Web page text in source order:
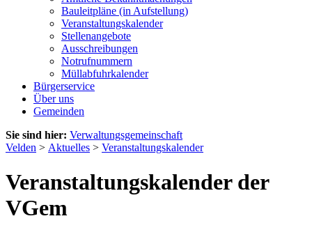
Bauleitpläne (in Aufstellung)
Veranstaltungskalender
Stellenangebote
Ausschreibungen
Notrufnummern
Müllabfuhrkalender
Bürgerservice
Über uns
Gemeinden
Sie sind hier: Verwaltungsgemeinschaft
Velden > Aktuelles > Veranstaltungskalender
Veranstaltungskalender der
VGem